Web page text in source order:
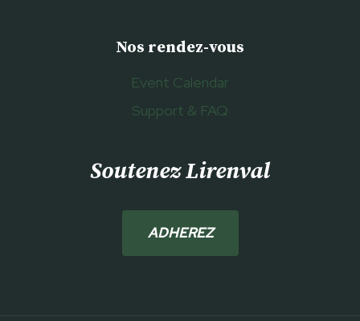
Nos rendez-vous
Event Calendar
Support & FAQ
Soutenez Lirenval
ADHEREZ